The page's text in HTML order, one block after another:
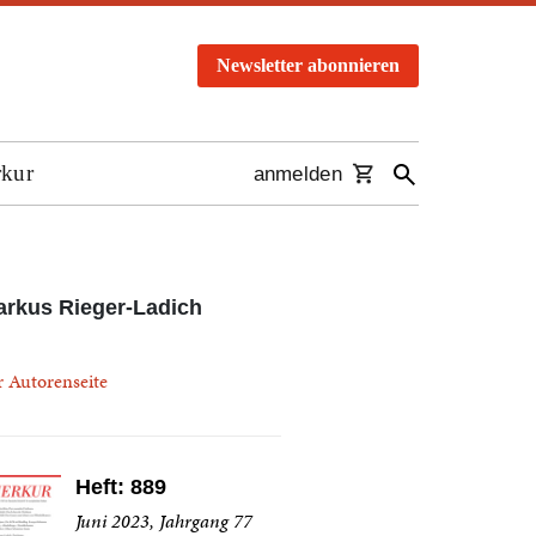
Newsletter abonnieren
anmelden
Rieger-Ladich
Autorenseite
Heft: 889
Juni 2023, Jahrgang 77